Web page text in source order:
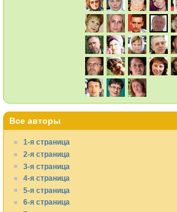
Все авторы
1-я страница
2-я страница
3-я страница
4-я страница
5-я страница
6-я страница